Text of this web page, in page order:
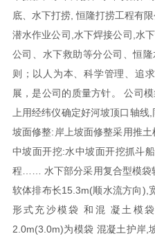
底、水下打捞, 恒隆打捞工程有
潜水作业公司,水下焊接公司,水
公司、水下救助等分公司、恒
则；以人为本、科学管理、追
展，是公司的质量方针。 公司
上用经纬仪确定好河坡顶口轴
坡面修整:岸上坡面修整采用推
中坡面开挖:水中坡面开挖抓斗
程…… 水下部分采用复合型模袋
软体排布长15.3m(顺水流方向),
形式充沙模袋 和混 凝土模
2.0m(3.0m)为模袋 混凝土护岸,